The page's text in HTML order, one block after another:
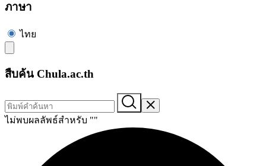
ภาษา
ไทย
สืบค้น Chula.ac.th
ไม่พบผลลัพธ์สำหรับ ""